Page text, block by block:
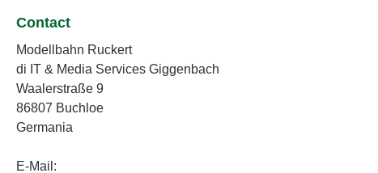
Contact
Modellbahn Ruckert
di IT & Media Services Giggenbach
Waalerstraße 9
86807 Buchloe
Germania
E-Mail: